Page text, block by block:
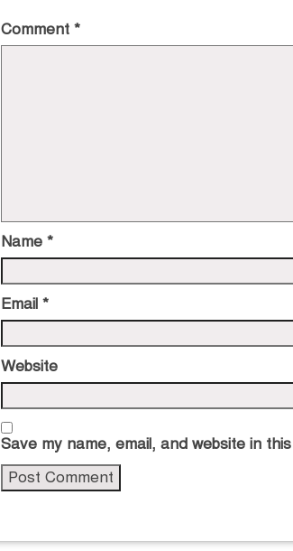
Comment *
Name *
Email *
Website
Save my name, email, and website in